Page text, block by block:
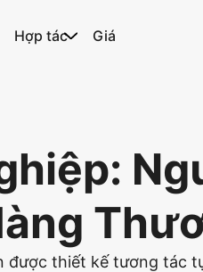
Hợp tác Giá
thiết kế tương tác